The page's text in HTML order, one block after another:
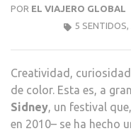
POR EL VIAJERO GLOBAL
5 SENTIDOS,
Creatividad,
de color. Esta es, a
Sidney, un festival
en 2010– se ha hecho